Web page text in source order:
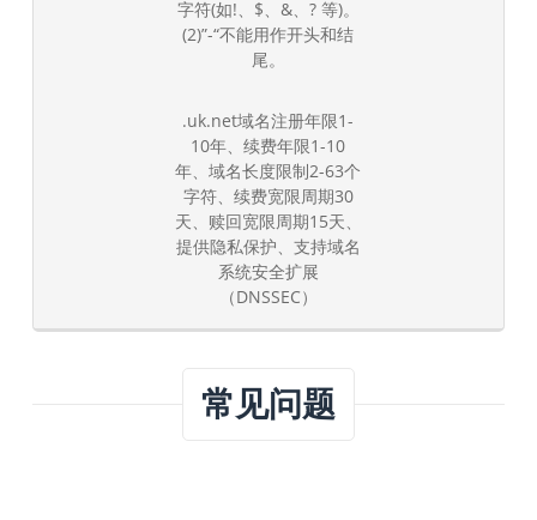
字符(如!、$、&、? 等)。
(2)”-“不能用作开头和结
尾。
.uk.net域名注册年限1-
10年、续费年限1-10
年、域名长度限制2-63个
字符、续费宽限周期30
天、赎回宽限周期15天、
提供隐私保护、支持域名
系统安全扩展
（DNSSEC）
常见问题